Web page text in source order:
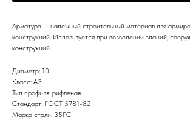
Арматура — надежный строительный материал для
конструкций. Используется при возведении зданий,
конструкций.
Диаметр: 10
Класс: А3
Тип профиля: рифленая
Стандарт: ГОСТ 5781-82
Марка стали: 35ГС